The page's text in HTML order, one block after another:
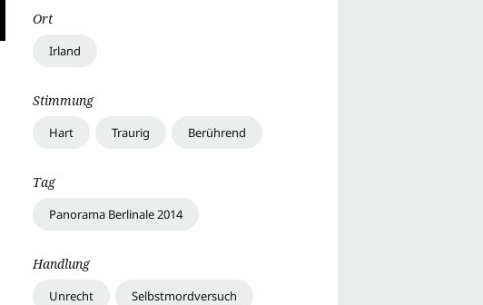
Ort
Irland
Stimmung
Hart Traurig Berührend
Tag
Panorama Berlinale 2014
Handlung
Unrecht Selbstmordversuch